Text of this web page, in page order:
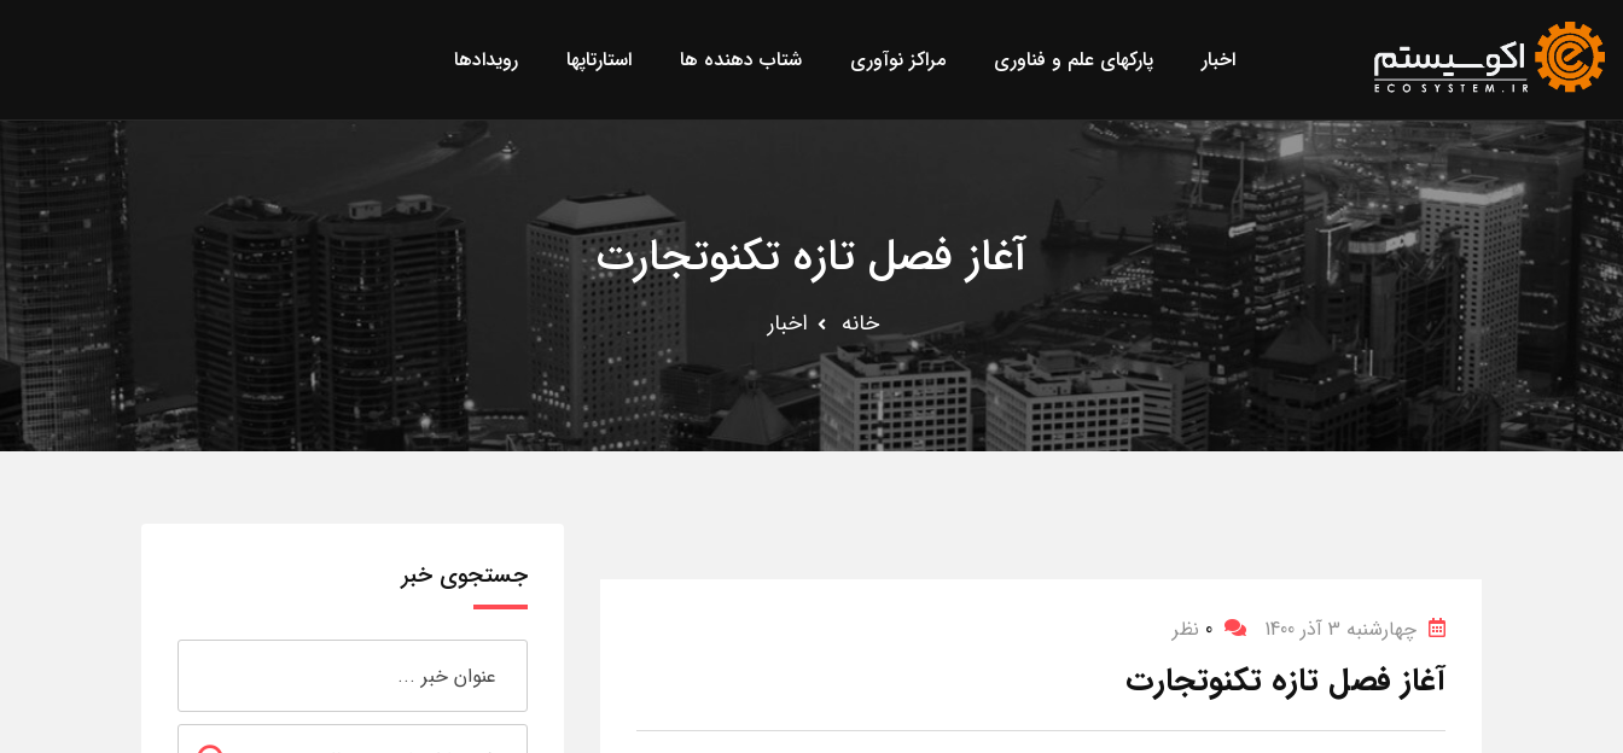
اخبار پارکهای علم و فناوری مراکز نوآوری شتاب دهنده ها استارتاپها رویدادها
آغاز فصل تازه تکنوتجارت
خانه اخبار
چهارشنبه 3 آذر 1400 0 نظر
آغاز فصل تازه تکنوتجارت
جستجوی خبر